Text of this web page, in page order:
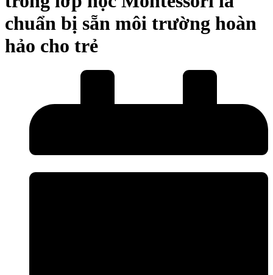
chuẩn bị sẵn môi trường hoàn
hảo cho trẻ